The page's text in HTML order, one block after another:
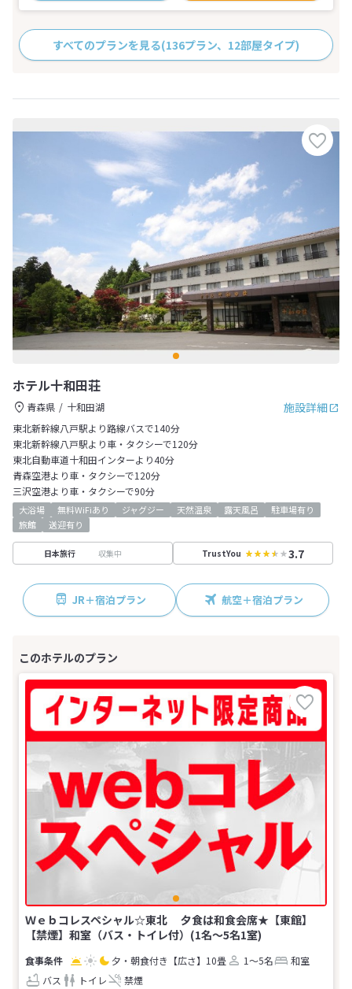
すべてのプランを見る(136プラン、12部屋タイプ)
ホテル十和田荘
施設詳細
青森県
十和田湖
東北新幹線八戸駅より路線バスで140分
東北新幹線八戸駅より車・タクシーで120分
東北自動車道十和田インターより40分
青森空港より車・タクシーで120分
三沢空港より車・タクシーで90分
大浴場 無料WiFiあり ジャグジー 天然温泉 露天風呂
駐車場有り
旅館
送迎有り
日本旅行 収集中 TrustYou 3.7
JR＋宿泊プラン 航空＋宿泊プラン
Ｗｅｂコレスペシャル☆東北 夕食は和食会席★【東館】
【禁煙】和室（バス・トイレ付）(1名～5名1室)
夕・朝食付き 【広さ】10畳 1～5名
和室
バス
トイレ 禁煙